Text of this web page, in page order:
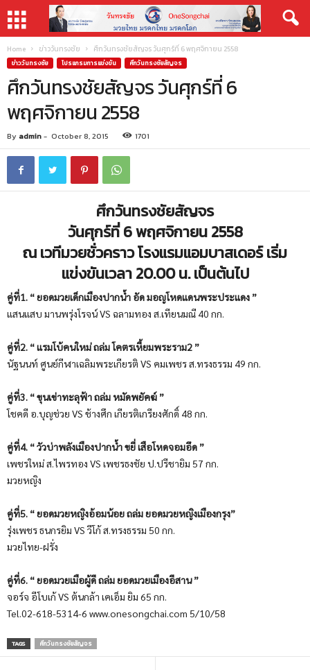
Home ข่าววันทรงชัย ศึกวันทรงชัยสัญจร วันศุกร์ที่ 6 พฤศจิกายน 2558
ข่าววันทรงชัย โปรแกรมการแข่งขัน ศึกวันทรงชัยสัญจร
ศึกวันทรงชัยสัญจร วันศุกร์ที่ 6
พฤศจิกายน 2558
By admin- October 8, 2015 1701
ศึกวันทรงชัยสัญจร
วันศุกร์ที่ 6 พฤศจิกายน 2558
ณ เวทีมวยชั่วคราว โรงแรมแอมบาสเดอร์ เริ่ม
แข่งขันเวลา 20.00 น. เป็นต้นไป
คู่ที่1. “ ยอดมวยเด็กเมืองปากน้ำ อัด มอญโหดแดนพระประแดง ”
แสนแสบ มานพรุ่งโรจน์ VS ฉลามทอง ส.เทียนมณี 40 กก.
คู่ที่2. “ แรมโบ้คนใหม่ ถล่ม โคตรเหี้ยมพระราม2 ”
นัฐนนท์ ศูนย์กีฬาเฉลิมพระเกียรติ VS คมเพชร ส.ทรงธรรม 49 กก.
คู่ที่3. “ ขุนเข่าทะลุฟ้า ถล่ม หมัดพยัคฆ์ ”
โชคดี อ.บุญช่วย VS ช้างศึก เกียรติเกรียงศักดิ์ 48 กก.
คู่ที่4. “ วัวบ่าพลังเมืองปากน้ำ ขยี่ เสือโหดจอมอึด ”
เพชรใหม่ ส.ไพรทอง VS เพชรธงชัย ป.ปรีชายิม 57 กก.
มวยหญิง
คู่ที่5. “ ยอดมวยหญิงอ้อมน้อย ถล่ม ยอดมวยหญิงเมืองกรุง”
รุ่งเพชร ธนกรยิม VS วีโก้ ส.ทรงธรรม 50 กก.
มวยไทย-ฝรั่ง
คู่ที่6. “ ยอดมวยเมือผู้ดี ถล่ม ยอดมวยเมืองอีสาน ”
จอร์จ อีโบเก้ VS ต้นกล้า เคเอ็ม ยิม 65 กก.
Tel.02-618-5314-6 www.onesongchai.com 5/10/58
TAGS ศึกวันทรงชัยสัญจร